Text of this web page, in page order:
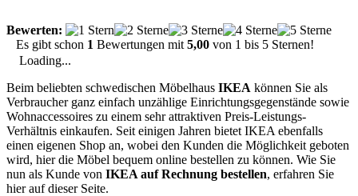
Bewerten:
Es gibt schon 1 Bewertungen mit 5,00 von 1 bis 5 Sternen!
Loading...
Beim beliebten schwedischen Möbelhaus IKEA können Sie als
Verbraucher ganz einfach unzählige Einrichtungsgegenstände sowie
Wohnaccessoires zu einem sehr attraktiven Preis-Leistungs-
Verhältnis einkaufen. Seit einigen Jahren bietet IKEA ebenfalls
einen eigenen Shop an, wobei den Kunden die Möglichkeit geboten
wird, hier die Möbel bequem online bestellen zu können. Wie Sie
nun als Kunde von IKEA auf Rechnung bestellen, erfahren Sie
hier auf dieser Seite.